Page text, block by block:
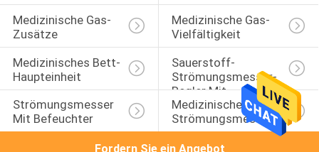
Medizinische Gas-
Zusätze
Medizinische Gas-
Vielfältigkeit
Medizinisches Bett-
Haupteinheit
Sauerstoff-
Strömungsmesser-
Regler Mit
Befeuchter
Strömungsmesser
Mit Befeuchter
Medizinische
Strömungsmesser
Fordern Sie ein Angebot